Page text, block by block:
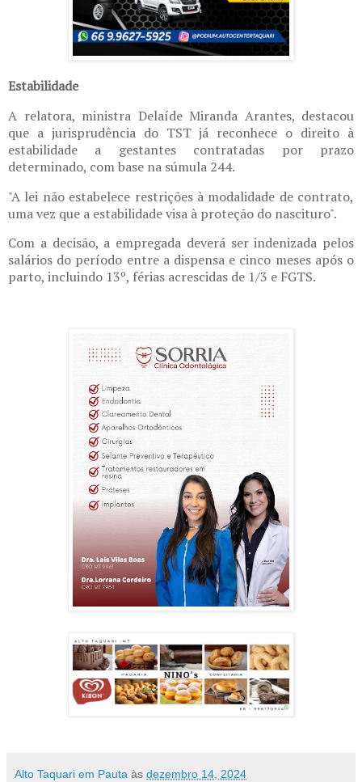
Estabilidade
A relatora, ministra Delaíde Miranda Arantes, destacou
que a jurisprudência do TST já reconhece o direito à
estabilidade a gestantes contratadas por prazo
determinado, com base na súmula 244.
"A lei não estabelece restrições à modalidade de contrato,
uma vez que a estabilidade visa à proteção do nascituro".
Com a decisão, a empregada deverá ser indenizada pelos
salários do período entre a dispensa e cinco meses após o
parto, incluindo 13º, férias acrescidas de 1/3 e FGTS.
Alto Taquari em Pauta às dezembro 14, 2024